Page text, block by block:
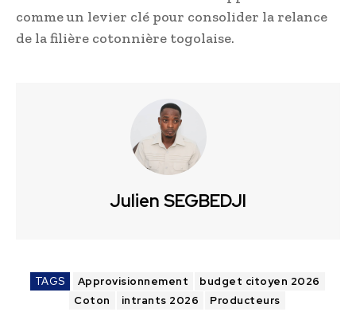
comme un levier clé pour consolider la relance
de la filière cotonnière togolaise.
Julien SEGBEDJI
TAGS Approvisionnement
budget citoyen 2026
Coton
intrants 2026 Producteurs